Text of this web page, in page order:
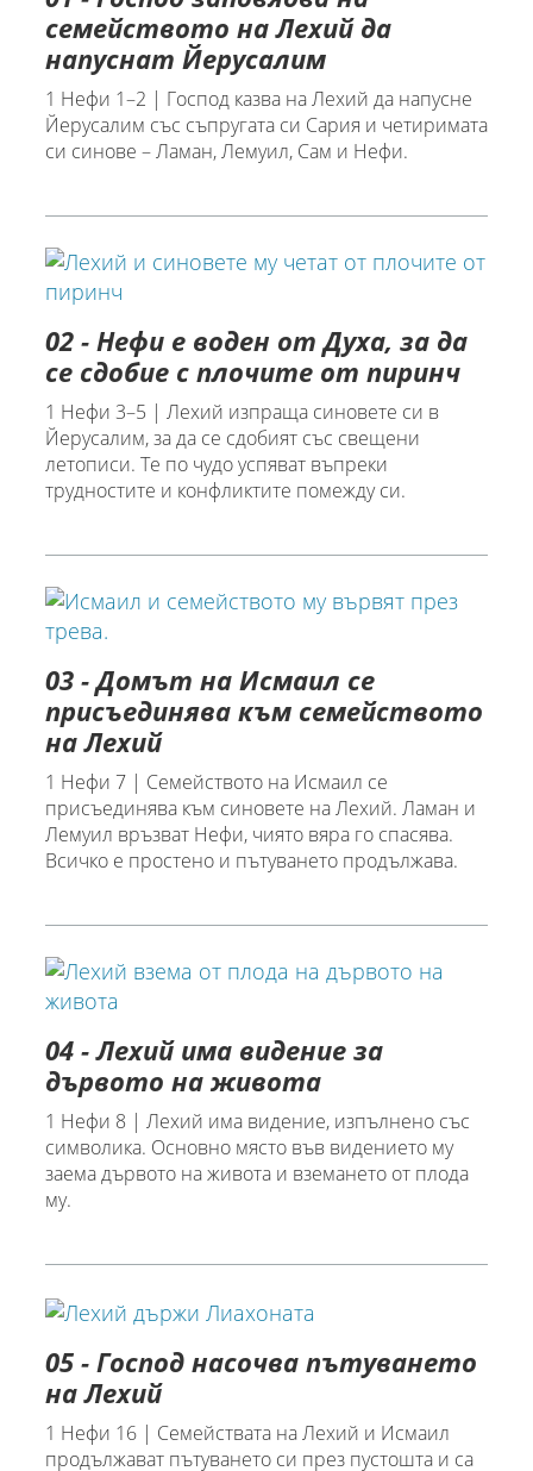
семейството на Лехий да
напуснат Йерусалим
1 Нефи 1–2 | Господ казва на Лехий да напусне
Йерусалим със съпругата си Сария и четиримата
си синове – Ламан, Лемуил, Сам и Нефи.
02 - Нефи е воден от Духа, за да
се сдобие с плочите от пиринч
1 Нефи 3–5 | Лехий изпраща синовете си в
Йерусалим, за да се сдобият със свещени
летописи. Те по чудо успяват въпреки
трудностите и конфликтите помежду си.
03 - Домът на Исмаил се
присъединява към семейството
на Лехий
1 Нефи 7 | Семейството на Исмаил се
присъединява към синовете на Лехий. Ламан и
Лемуил връзват Нефи, чиято вяра го спасява.
Всичко е простено и пътуването продължава.
04 - Лехий има видение за
дървото на живота
1 Нефи 8 | Лехий има видение, изпълнено със
символика. Основно място във видението му
заема дървото на живота и вземането от плода
му.
05 - Господ насочва пътуването
на Лехий
1 Нефи 16 | Семействата на Лехий и Исмаил
продължават пътуването си през пустошта и са